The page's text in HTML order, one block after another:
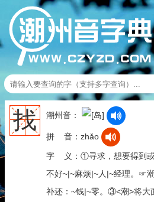
找 潮州音：
拼 音：zhǎo
字 义：①寻求，想要得到或
不好~|~麻烦|~人|~经理。☞
补还：~钱|~零。③<潮>将大